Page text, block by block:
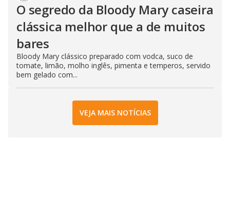
O segredo da Bloody Mary caseira
clássica melhor que a de muitos
bares
Bloody Mary clássico preparado com vodca, suco de
tomate, limão, molho inglês, pimenta e temperos, servido
bem gelado com...
VEJA MAIS NOTÍCIAS